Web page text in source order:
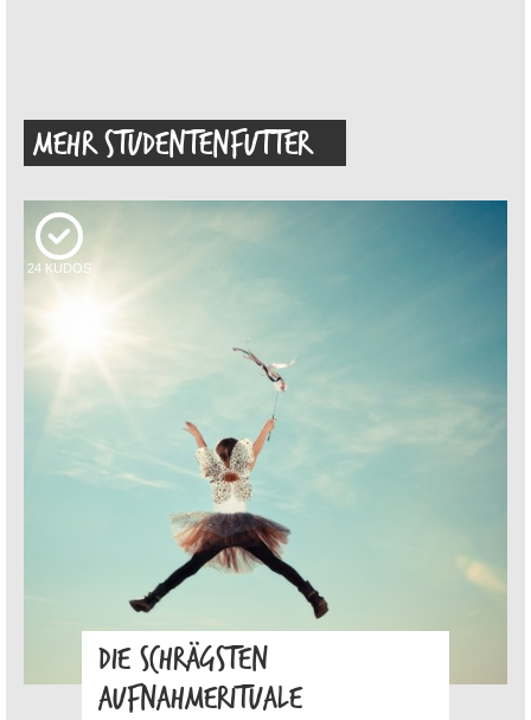
MEHR STUDENTENFUTTER
24 KUDOS
DIE SCHRÄGSTEN
AUFNAHMERITUALE